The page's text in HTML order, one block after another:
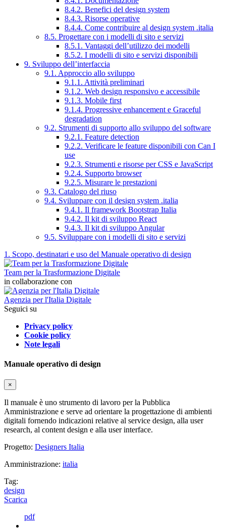
8.4.2. Benefici del design system
8.4.3. Risorse operative
8.4.4. Come contribuire al design system .italia
8.5. Progettare con i modelli di sito e servizi
8.5.1. Vantaggi dell’utilizzo dei modelli
8.5.2. I modelli di sito e servizi disponibili
9. Sviluppo dell’interfaccia
9.1. Approccio allo sviluppo
9.1.1. Attività preliminari
9.1.2. Web design responsivo e accessibile
9.1.3. Mobile first
9.1.4. Progressive enhancement e Graceful
degradation
9.2. Strumenti di supporto allo sviluppo del software
9.2.1. Feature detection
9.2.2. Verificare le feature disponibili con Can I
use
9.2.3. Strumenti e risorse per CSS e JavaScript
9.2.4. Supporto browser
9.2.5. Misurare le prestazioni
9.3. Catalogo del riuso
9.4. Sviluppare con il design system .italia
9.4.1. Il framework Bootstrap Italia
9.4.2. Il kit di sviluppo React
9.4.3. Il kit di sviluppo Angular
9.5. Sviluppare con i modelli di sito e servizi
1. Scopo, destinatari e uso del Manuale operativo di design
Team per la Trasformazione Digitale
in collaborazione con
Agenzia per l'Italia Digitale
Seguici su
Privacy policy
Cookie policy
Note legali
Manuale operativo di design
×
Il manuale è uno strumento di lavoro per la Pubblica
Amministrazione e serve ad orientare la progettazione di ambienti
digitali fornendo indicazioni relative al service design, alla user
research, al content design e alla user interface.
Progetto: Designers Italia
Amministrazione: italia
Tag:
design
Scarica
pdf